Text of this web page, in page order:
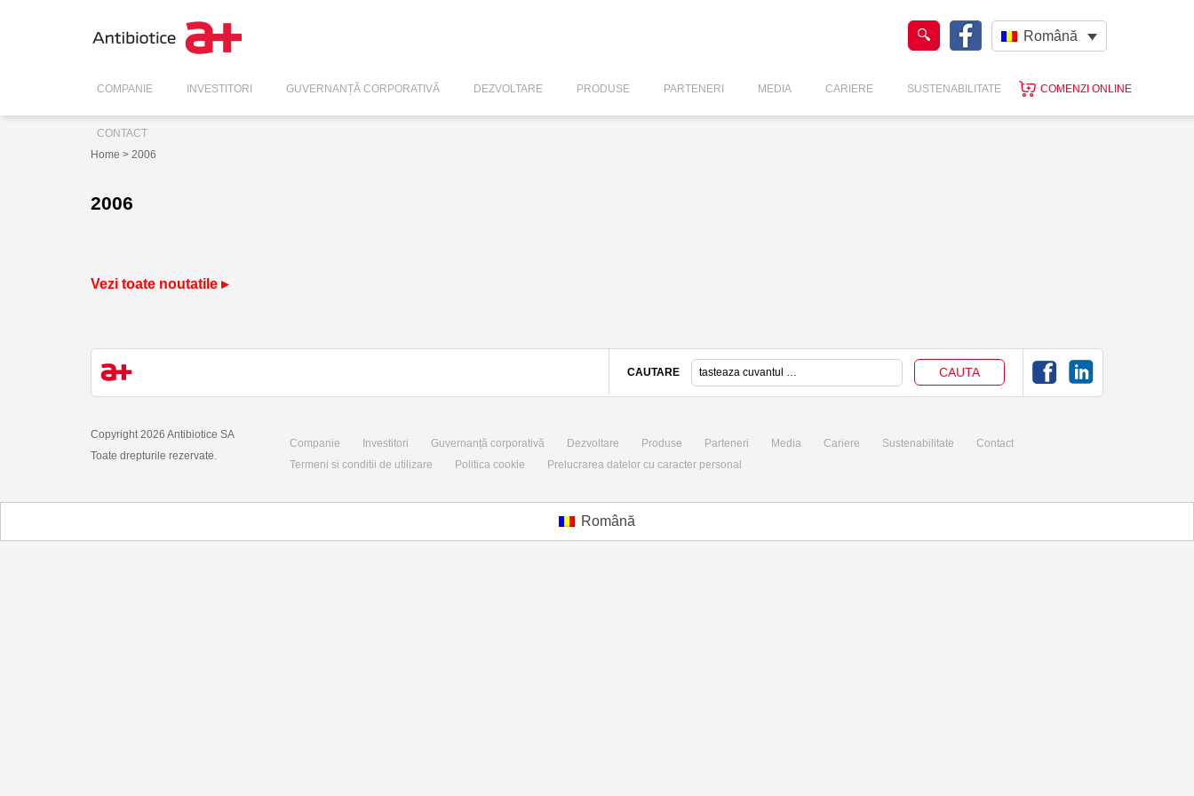
Română
COMPANIE INVESTITORI GUVERNANȚĂ CORPORATIVĂ DEZVOLTARE PRODUSE PARTENERI MEDIA CARIERE SUSTENABILITATE COMENZI ONLINE
CONTACT
Home > 2006
2006
Vezi toate noutatile ▸
CAUTARE
Copyright 2026 Antibiotice SA
Toate drepturile rezervate.
Companie Investitori Guvernanță corporativă Dezvoltare Produse Parteneri Media Cariere Sustenabilitate
Contact
Termeni si conditii de utilizare
Politica cookie Prelucrarea datelor cu caracter personal
Română